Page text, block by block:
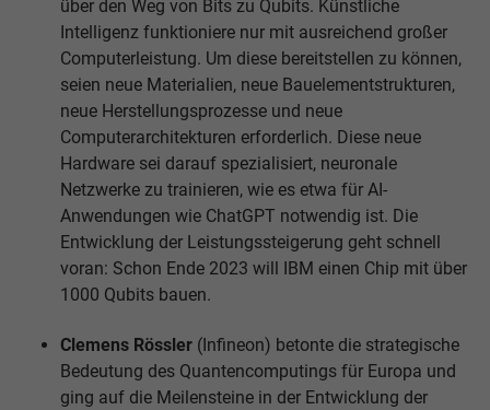
über den Weg von Bits zu Qubits. Künstliche
Intelligenz funktioniere nur mit ausreichend großer
Computerleistung. Um diese bereitstellen zu können,
seien neue Materialien, neue Bauelementstrukturen,
neue Herstellungsprozesse und neue
Computerarchitekturen erforderlich. Diese neue
Hardware sei darauf spezialisiert, neuronale
Netzwerke zu trainieren, wie es etwa für AI-
Anwendungen wie ChatGPT notwendig ist. Die
Entwicklung der Leistungssteigerung geht schnell
voran: Schon Ende 2023 will IBM einen Chip mit über
1000 Qubits bauen.
Clemens Rössler (Infineon) betonte die strategische
Bedeutung des Quantencomputings für Europa und
ging auf die Meilensteine in der Entwicklung der